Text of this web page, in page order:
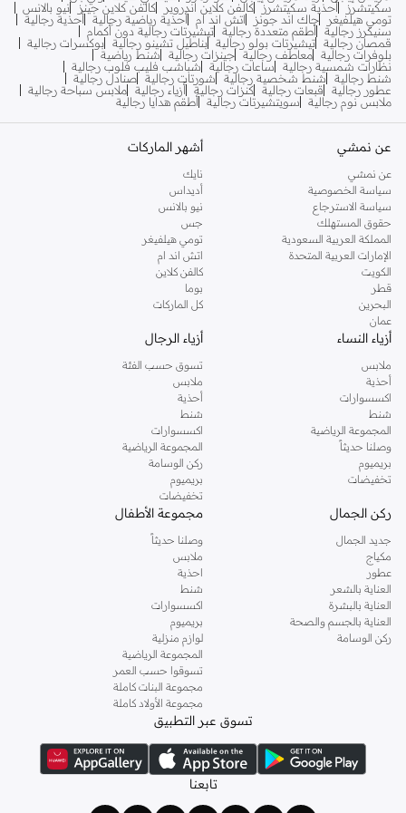
سكيتشرز
أحذية سكيتشرز كالفن كلاين اندروير كالفن كلاين جينز
نيو بالانس
تومي هيلفيغر
جاك اند جونز اتش اند ام أحذية رياضية رجالية أحذية رجالية
سنيكرز رجالية أطقم متعددة رجالية تيشيرتات رجالية دون أكمام
قمصان رجالية تيشيرتات بولو رجالية بناطيل تشينو رجالية بوكسرات رجالية
بلوفرات رجالية معاطف رجالية جينزات رجالية
شنط رياضية
نظارات شمسية رجالية
ساعات رجالية
شباشب فليب فلوب رجالية
شنط رجالية
شنط شخصية رجالية شورتات رجالية صنادل رجالية
عطور رجالية
قبعات رجالية كنزات رجالية أزياء رجالية ملابس سباحة رجالية
ملابس نوم رجالية
سويتشيرتات رجالية أطقم هدايا رجالية
عن نمشي
عن نمشي
سياسة الخصوصية
سياسة الاسترجاع
حقوق المستهلك
المملكة العربية السعودية
الإمارات العربية المتحدة
الكويت
قطر
البحرين
عمان
أشهر الماركات
نايك
أديداس
نيو بالانس
جس
تومي هيلفيغر
اتش اند ام
كالفن كلاين
بوما
كل الماركات
أزياء النساء
ملابس
أحذية
اكسسوارات
شنط
المجموعة الرياضية
وصلنا حديثاً
بريميوم
تخفيضات
أزياء الرجال
تسوق حسب الفئة
ملابس
أحذية
شنط
اكسسوارات
المجموعة الرياضية
ركن الوسامة
بريميوم
تخفيضات
ركن الجمال
جديد الجمال
مكياج
عطور
العناية بالشعر
العناية بالبشرة
العناية بالجسم والصحة
ركن الوسامة
مجموعة الأطفال
وصلنا حديثاً
ملابس
احذية
شنط
اكسسوارات
بريميوم
لوازم منزلية
المجموعة الرياضية
تسوقوا حسب العمر
مجموعة البنات كاملة
مجموعة الأولاد كاملة
تسوق عبر التطبيق
تابعنا